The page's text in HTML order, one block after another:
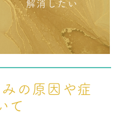
解消したい
の原因や症
て